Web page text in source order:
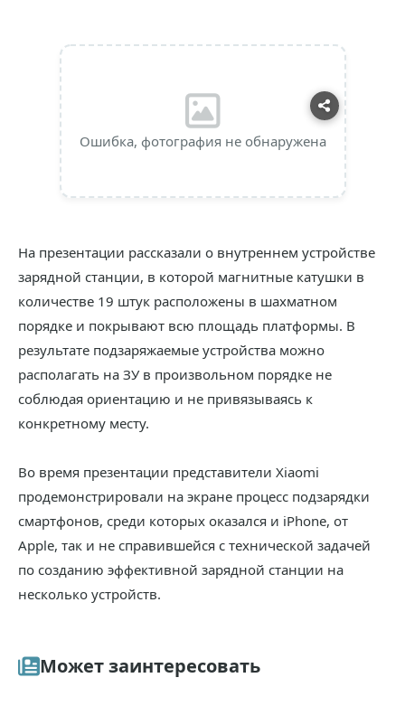
Ошибка, фотография не обнаружена
На презентации рассказали о внутреннем устройстве
зарядной станции, в которой магнитные катушки в
количестве 19 штук расположены в шахматном
порядке и покрывают всю площадь платформы. В
результате подзаряжаемые устройства можно
располагать на ЗУ в произвольном порядке не
соблюдая ориентацию и не привязываясь к
конкретному месту.
Во время презентации представители Xiaomi
продемонстрировали на экране процесс подзарядки
смартфонов, среди которых оказался и iPhone, от
Apple, так и не справившейся с технической задачей
по созданию эффективной зарядной станции на
несколько устройств.
Может заинтересовать